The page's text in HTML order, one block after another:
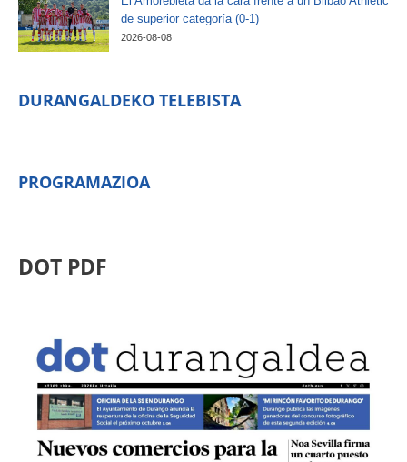
de superior categoría (0-1)
2026-08-08
DURANGALDEKO TELEBISTA
PROGRAMAZIOA
DOT PDF